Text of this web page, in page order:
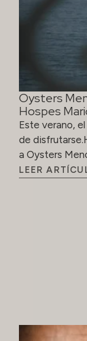
Oysters
Hospes
Este verano,
de
a Oysters
LEER